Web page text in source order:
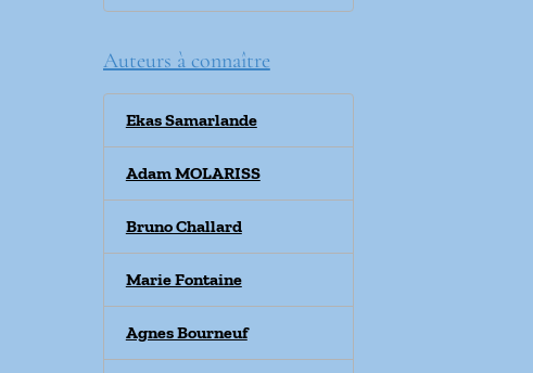
Auteurs à connaître
Ekas Samarlande
Adam MOLARISS
Bruno Challard
Marie Fontaine
Agnes Bourneuf